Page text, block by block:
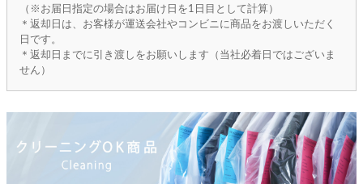
（※お届日指定の場合はお届け日を1日目として計算）
＊返却日は、お客様が運送会社やコンビニに商品をお渡しいただく
日です。
＊返却日までに引き渡しをお願いします（当社必着日ではございま
せん）